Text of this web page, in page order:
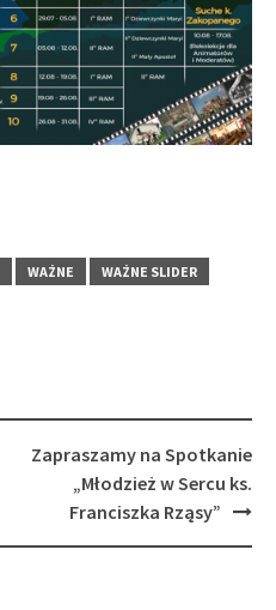
WAŻNE
WAŻNE SLIDER
Zapraszamy na Spotkanie
„Młodzież w Sercu ks.
Franciszka Rząsy”